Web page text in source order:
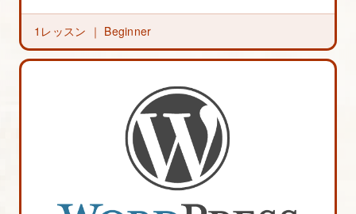
1レッスン ｜ Beginner